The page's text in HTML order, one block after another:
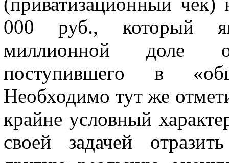
000 руб., который
миллионной доле
поступившего в
Необходимо тут же
крайне условный
своей задачей